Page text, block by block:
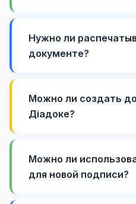
Нужно ли
документе?
Можно ли создать
Діадоке?
Можно ли
для новой подписи?